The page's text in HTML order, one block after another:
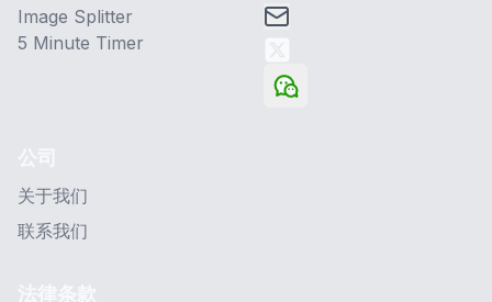
Image Splitter
5 Minute Timer
关于我们
联系我们